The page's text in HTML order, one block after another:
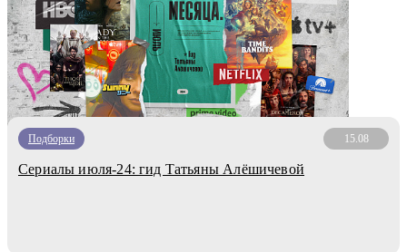
Подборки 15.08
Сериалы июля-24: гид Татьяны Алёшичевой